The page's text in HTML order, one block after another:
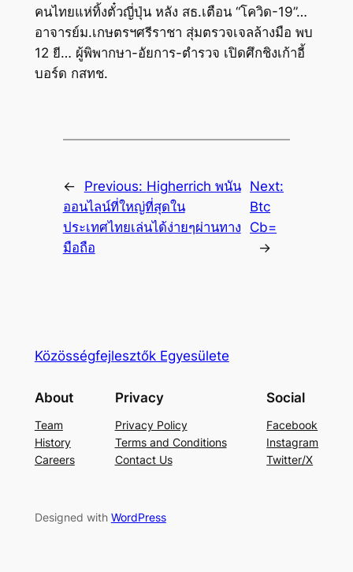
คนไทยแห่ทิ้งตั๋วญี่ปุ่น หลัง สธ.เตือน “โควิด-19”…
อาจารย์ม.เกษตรฯศรีราชา สุ่มตรวจเจลล้างมือ พบ
12 ยี… ผู้พิพากษา-อัยการ-ตำรวจ เปิดศึกชิงเก้าอี้
บอร์ด กสทช.
← Previous: Higherrich พนัน
ออนไลน์ที่ใหญ่ที่สุดใน
ประเทศไทยเล่นได้ง่ายๆผ่านทาง
มือถือ
Next:
Btc
Cb=
→
Közösségfejlesztők Egyesülete
About
Team
History
Careers
Privacy
Privacy Policy
Terms and Conditions
Contact Us
Social
Facebook
Instagram
Twitter/X
Designed with WordPress